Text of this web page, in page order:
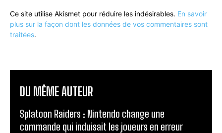
Ce site utilise Akismet pour réduire les indésirables. En savoir
plus sur la façon dont les données de vos commentaires sont
traitées.
DU MÊME AUTEUR
Splatoon Raiders : Nintendo change une
commande qui induisait les joueurs en erreur